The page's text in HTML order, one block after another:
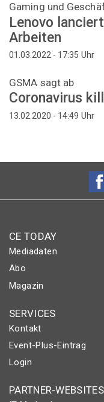
Gaming und
Lenovo
Arbeiten
01.03.2022 - 17:35 Uhr
GSMA sagt ab
Coronavirus
13.02.2020 - 14:49 Uhr
CE TODAY
Mediadaten
Abo
Magazin
SERVICES
Kontakt
Event-Plus-Eintrag
Login
PARTNER-WEBSITES